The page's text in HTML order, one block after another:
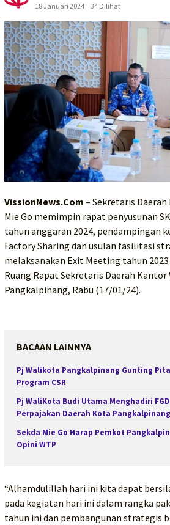
18 Januari 2024
34 Dilihat
VissionNews.Com – Sekretaris
Mie Go memimpin rapat penyusunan
tahun anggaran 2024, pendampingan
Factory Sharing dan usulan fasilitasi
melaksanakan Exit Meeting tahun
Ruang Rapat Sekretaris Daerah Kantor
Pangkalpinang, Rabu (17/01/24).
BACAAN LAINNYA
Pj Walikota Pangkalpinang Gunting
Program CSR
Pj WaliKota Budi Utama Menghadiri
Perpajakan Daerah Kota Pangkalpinang
Sekda Mie Go Harap Pemkot
Opini WTP
“Alhamdulillah hari ini kita dapat
pada kegiatan hari ini dalam rangka
tahun ini dan pembangunan strategis